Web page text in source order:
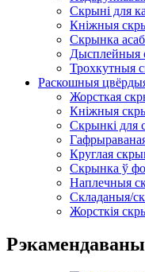
Скрыні для
Кніжныя
Скрынка
Дысплейныя
Трохкутныя
Раскошныя
Жорсткая
Кніжныя
Скрынкі для
Круглая
Скрынка ў
Наплечныя
Складаныя/
Жорсткія